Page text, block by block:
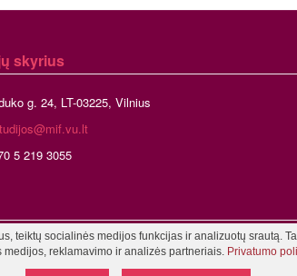
skyrius
g. 24, LT-03225, Vilnius
5 219 3055
Matematikos ir informatikos fakultetas
teiktų socialinės medijos funkcijas ir analizuotų srautą.
medijos, reklamavimo ir analizės partneriais. Privatumo